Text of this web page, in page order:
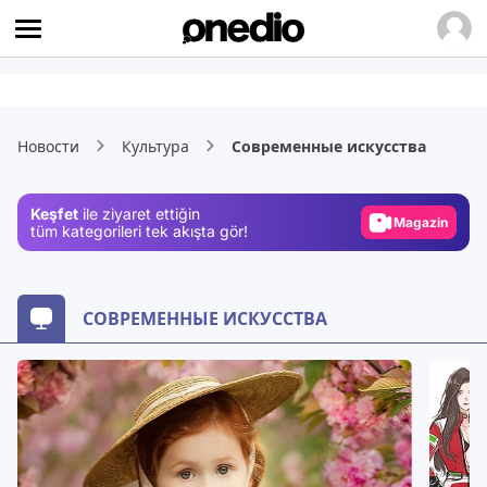
Новости Культура Современные искусства
Keşfet ile ziyaret ettiğin
tüm kategorileri tek akışta gör!
Magazin
Video
СОВРЕМЕННЫЕ ИСКУССТВА